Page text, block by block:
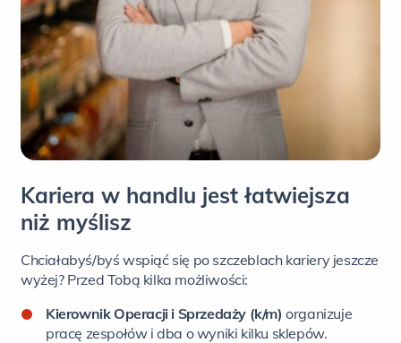
Kariera w handlu jest łatwiejsza
niż myślisz
Chciałabyś/byś wspiąć się po szczeblach kariery jeszcze
wyżej? Przed Tobą kilka możliwości:
Kierownik Operacji i Sprzedaży (k/m) organizuje
pracę zespołów i dba o wyniki kilku sklepów.